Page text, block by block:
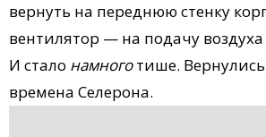
вернуть на переднюю стенку
вентилятор — на подачу
И стало намноготише.
времена Селерона.